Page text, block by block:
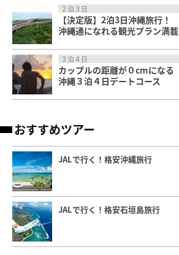
２泊３日
【決定版】2泊3日沖縄旅行！
沖縄通になれる観光プラン満載
３泊４日
カップルの距離が０cmになる
沖縄３泊４日デートコース
おすすめツアー
JALで行く！格安沖縄旅行
JALで行く！格安石垣島旅行